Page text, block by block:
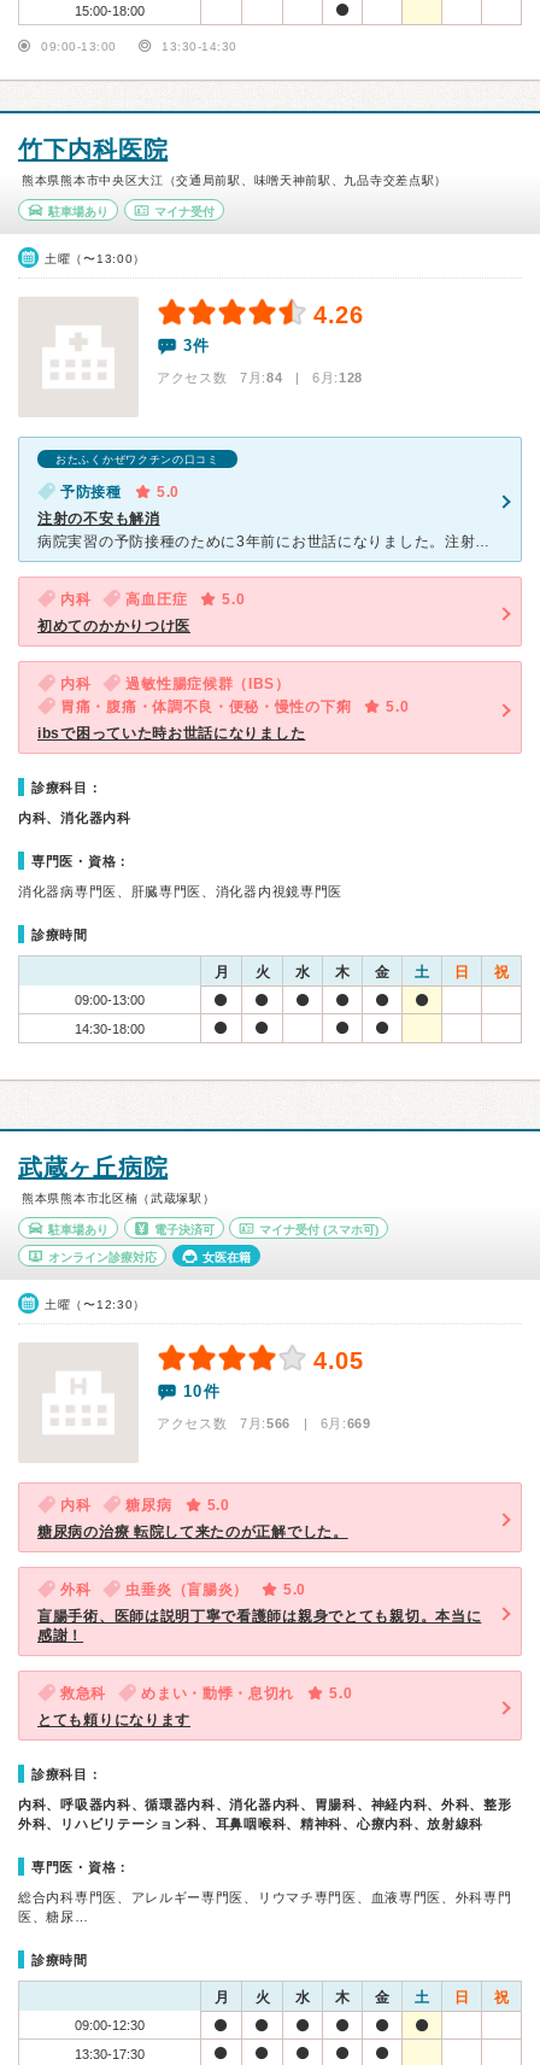
15:00-18:00
09:00-13:00 13:30-14:30
竹下内科医院
熊本県熊本市中央区大江（交通局前駅、味噌天神前駅、九品寺交差点駅）
駐車場あり マイナ受付
土曜（〜13:00）
4.26
3件
アクセス数 7月:84 | 6月:128
おたふくかぜワクチンの口コミ
予防接種
5.0
注射の不安も解消
病院実習の予防接種のために3年前にお世話になりました。注射が苦手で不安がいっぱいだったのですが、私が怖がっているのに気づいて医師の方が面白い話をしながら和ませてくれました。「時間がかかっても注射の恐怖
内科 高血圧症
5.0
初めてのかかりつけ医
内科
過敏性腸症候群（IBS）
胃痛・腹痛・体調不良・便秘・慢性の下痢
5.0
ibsで困っていた時お世話になりました
診療科目：
内科、消化器内科
専門医・資格：
消化器病専門医、肝臓専門医、消化器内視鏡専門医
診療時間
月 火 水 木 金 土 日 祝
09:00-13:00
14:30-18:00
武蔵ヶ丘病院
熊本県熊本市北区楠（武蔵塚駅）
駐車場あり 電子決済可 マイナ受付 (スマホ可)
オンライン診療対応 女医在籍
土曜（〜12:30）
4.05
10件
アクセス数 7月:566 | 6月:669
内科 糖尿病
5.0
糖尿病の治療 転院して来たのが正解でした。
外科 虫垂炎（盲腸炎）
5.0
盲腸手術、医師は説明丁寧で看護師は親身でとても親切。本当に
感謝！
救急科 めまい・動悸・息切れ
5.0
とても頼りになります
診療科目：
内科、呼吸器内科、循環器内科、消化器内科、胃腸科、神経内科、外科、整形
外科、リハビリテーション科、耳鼻咽喉科、精神科、心療内科、放射線科
専門医・資格：
総合内科専門医、アレルギー専門医、リウマチ専門医、血液専門医、外科専門
医、糖尿…
診療時間
月 火 水 木 金 土 日 祝
09:00-12:30
13:30-17:30